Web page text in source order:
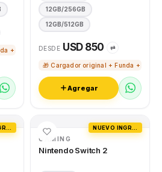
+ Vidrio templado
12GB/256GB
12GB/512GB
DESDE USD 850 ⇄
🎁 Cargador original + Funda +
Agregar
GAMING
Nintendo Switch 2